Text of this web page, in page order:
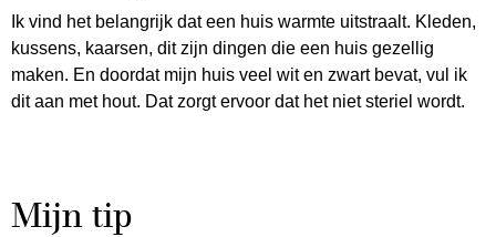
Ik vind het belangrijk dat een huis warmte uitstraalt. Kleden,
kussens, kaarsen, dit zijn dingen die een huis gezellig
maken. En doordat mijn huis veel wit en zwart bevat, vul ik
dit aan met hout. Dat zorgt ervoor dat het niet steriel wordt.
Mijn tip